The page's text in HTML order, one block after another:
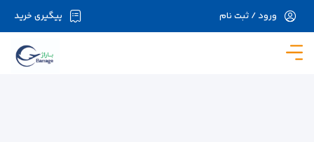
در حال حاضر ارتباط با سرور قطع می باشد لطفا
پیگیری خرید ورود / ثبت نام